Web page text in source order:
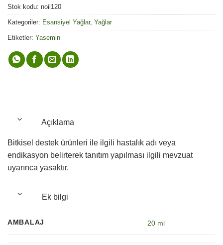
Stok kodu: noil120
Kategoriler: Esansiyel Yağlar, Yağlar
Etiketler: Yasemin
Açıklama
Bitkisel destek ürünleri ile ilgili hastalık adı veya
endikasyon belirterek tanıtım yapılması ilgili mevzuat
uyarınca yasaktır.
Ek bilgi
AMBALAJ 20 ml